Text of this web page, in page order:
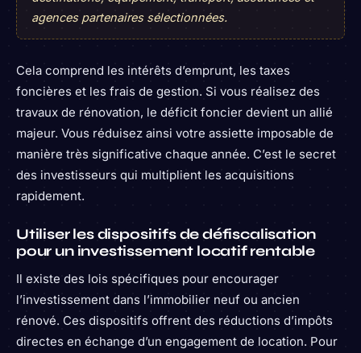
agences partenaires sélectionnées.
Cela comprend les intérêts d’emprunt, les taxes
foncières et les frais de gestion. Si vous réalisez des
travaux de rénovation, le déficit foncier devient un allié
majeur. Vous réduisez ainsi votre assiette imposable de
manière très significative chaque année. C’est le secret
des investisseurs qui multiplient les acquisitions
rapidement.
Utiliser les dispositifs de défiscalisation
pour un investissement locatif rentable
Il existe des lois spécifiques pour encourager
l’investissement dans l’immobilier neuf ou ancien
rénové. Ces dispositifs offrent des réductions d’impôts
directes en échange d’un engagement de location. Pour